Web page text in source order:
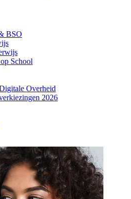
BSO
School
Overheid
2026